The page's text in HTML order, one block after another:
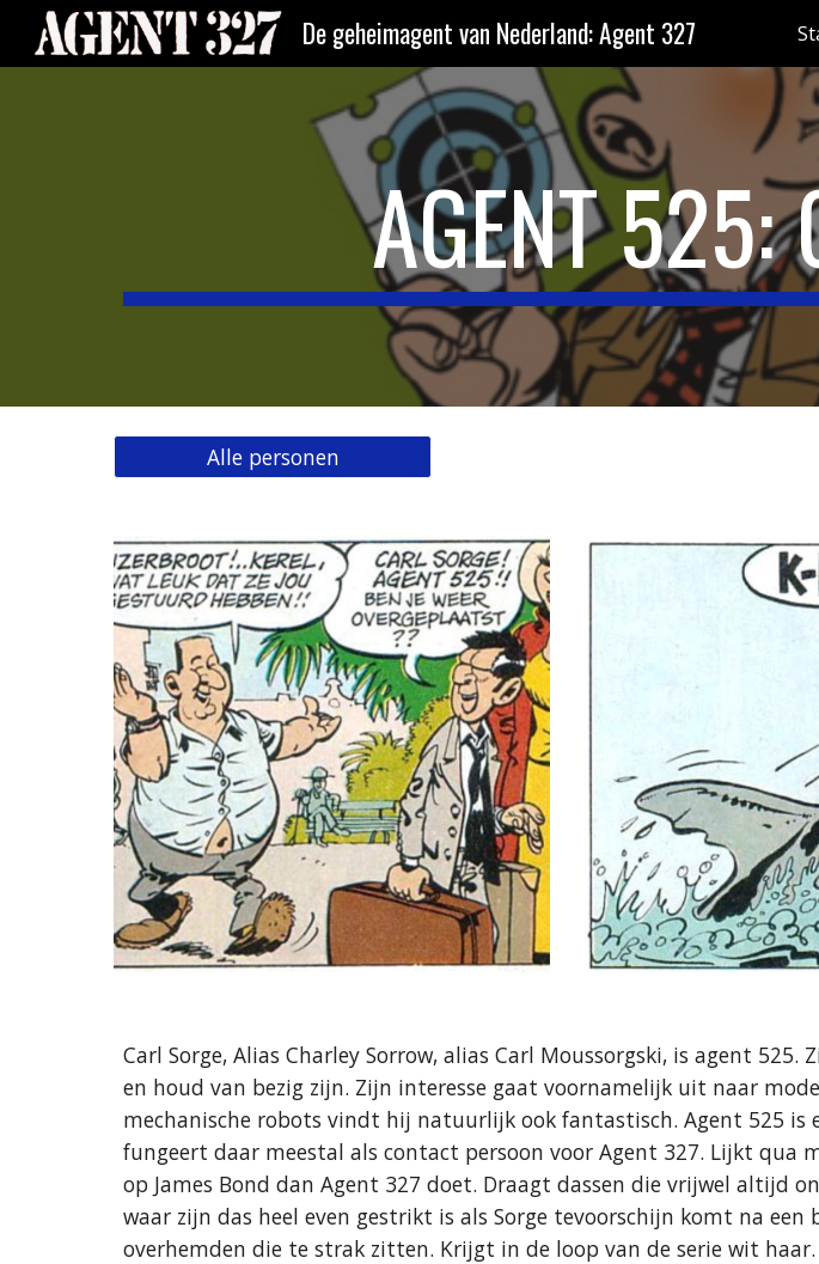
Skip to main content
De geheimagent van Nederland: Agent 327
AGENT 525:
Alle personen
Carl Sorge, Alias Charley Sorrow, alias Carl Moussorgski, is agent
en houd van bezig zijn. Zijn interesse gaat voornamelijk uit naar
mechanische robots vindt hij natuurlijk ook fantastisch. Agent 525
fungeert daar meestal als contact persoon voor Agent 327. Lijkt qua
op James Bond dan Agent 327 doet. Draagt dassen die vrijwel altijd
waar zijn das heel even gestrikt is als Sorge tevoorschijn komt na een
overhemden die te strak zitten. Krijgt in de loop van de serie wit